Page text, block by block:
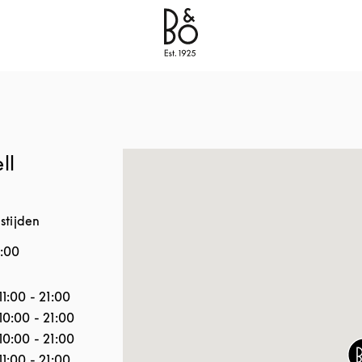
Bang & Olufsen - Exist to Create
weekOpeningstijden
-21:00
-21:00
-21:00